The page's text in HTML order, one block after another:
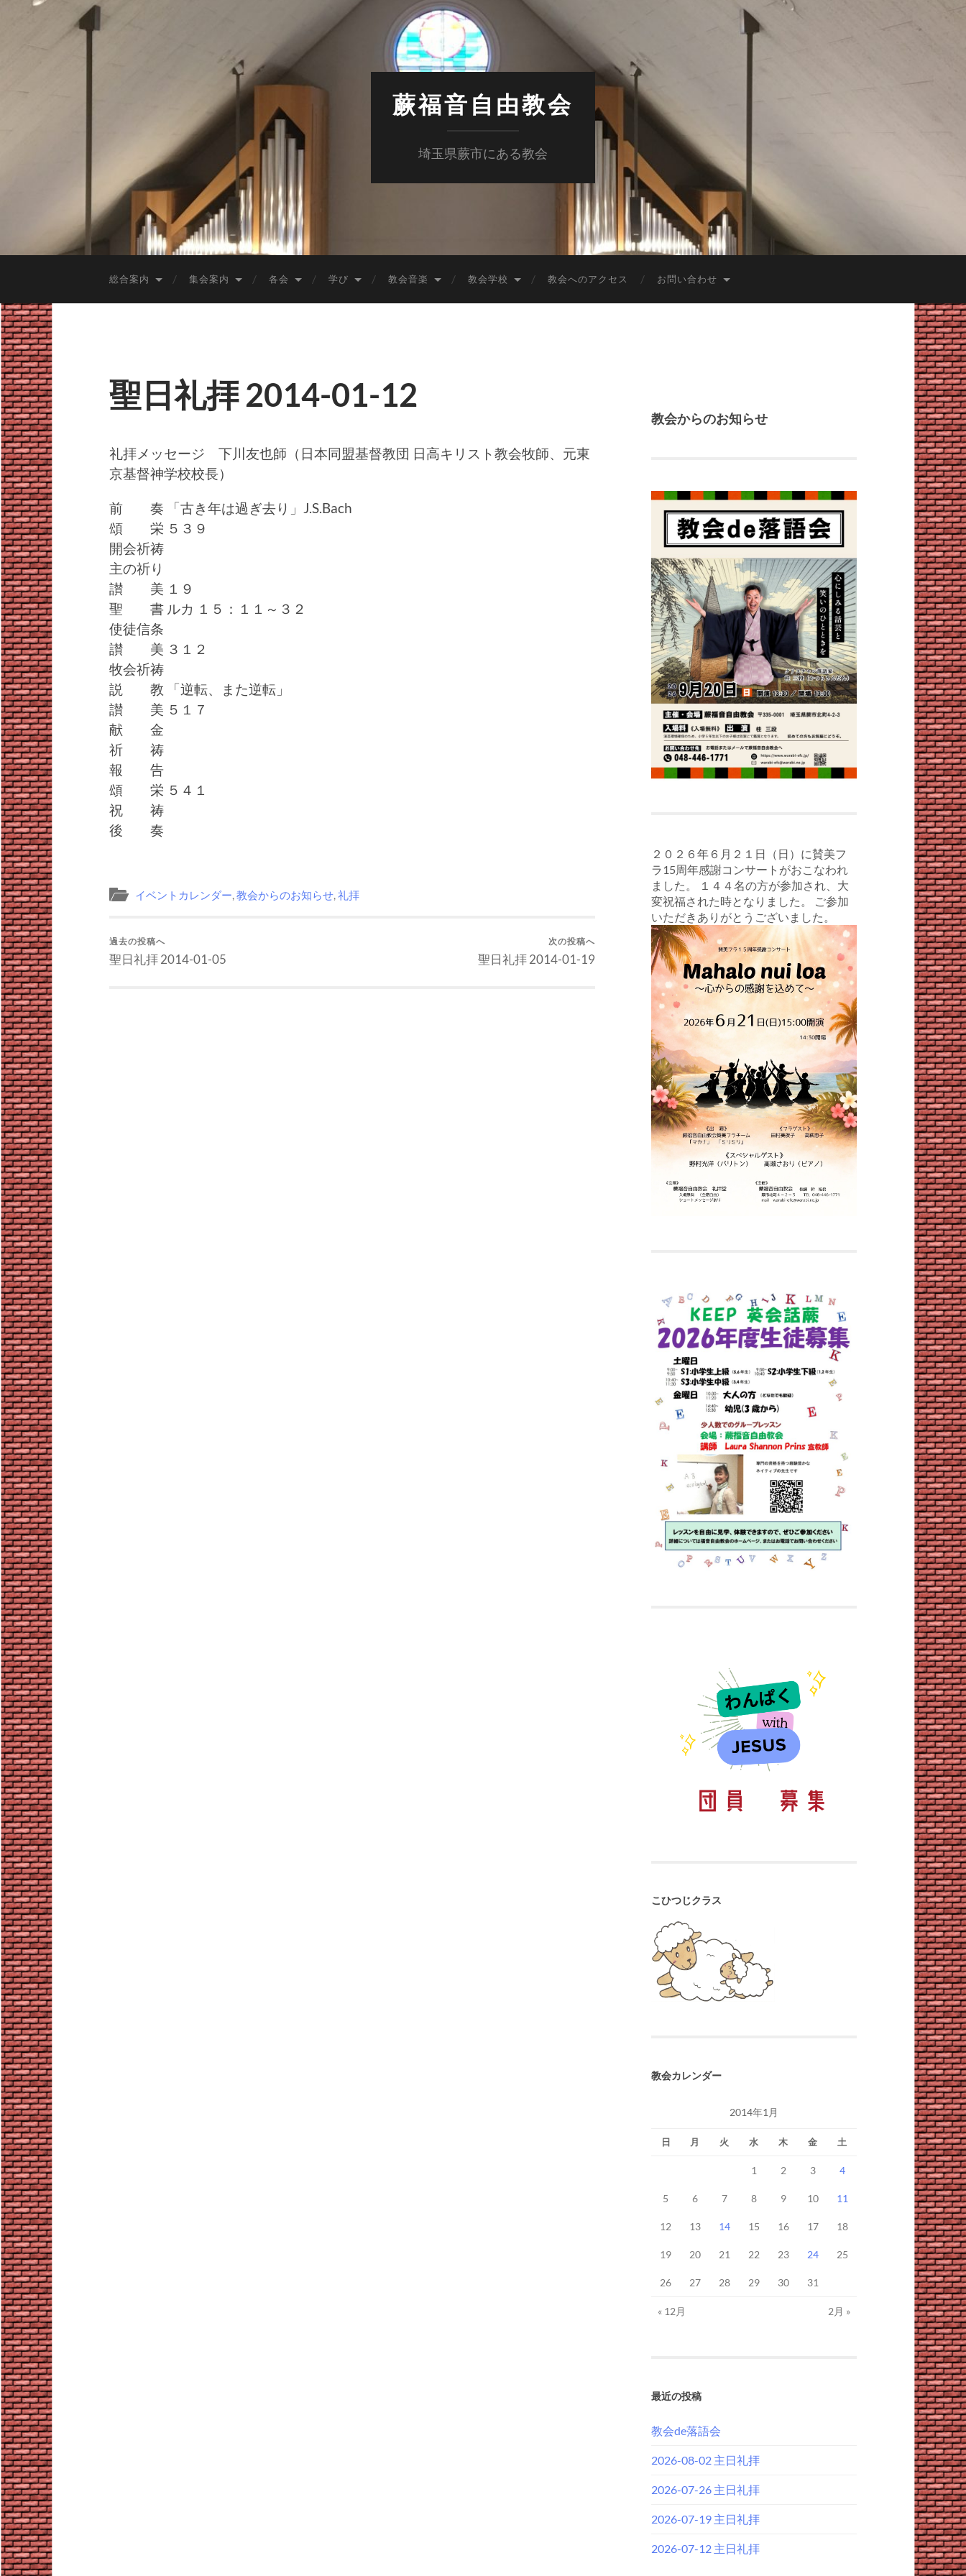
蕨福音自由教会
埼玉県蕨市にある教会
総合案内 集会案内 各会 学び 教会音楽 教会学校 教会へのアクセス お問い合わせ
聖日礼拝 2014-01-12
礼拝メッセージ 下川友也師（日本同盟基督教団 日高キリスト教会牧師、元東
京基督神学校校長）
前 奏 「古き年は過ぎ去り」J.S.Bach
頌 栄 ５３９
開会祈祷
主の祈り
讃 美 １９
聖 書 ルカ １５：１１～３２
使徒信条
讃 美 ３１２
牧会祈祷
説 教 「逆転、また逆転」
讃 美 ５１７
献 金
祈 祷
報 告
頌 栄 ５４１
祝 祷
後 奏
イベントカレンダー,教会からのお知らせ,礼拝
過去の投稿へ
聖日礼拝 2014-01-05
次の投稿へ
聖日礼拝 2014-01-19
教会からのお知らせ
２０２６年６月２１日（日）に賛美フ
ラ15周年感謝コンサートがおこなわれ
ました。 １４４名の方が参加され、大
変祝福された時となりました。 ご参加
いただきありがとうございました。
こひつじクラス
教会カレンダー
2014年1月
日 月 火 水 木 金 土
1 2 3 4
5 6 7 8 9 10 11
12 13 14 15 16 17 18
19 20 21 22 23 24 25
26 27 28 29 30 31
« 12月 2月 »
最近の投稿
教会de落語会
2026-08-02 主日礼拝
2026-07-26 主日礼拝
2026-07-19 主日礼拝
2026-07-12 主日礼拝